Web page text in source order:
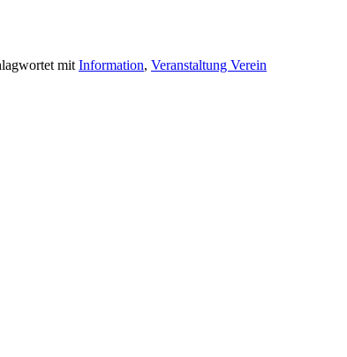
mit Information, Veranstaltung Verein